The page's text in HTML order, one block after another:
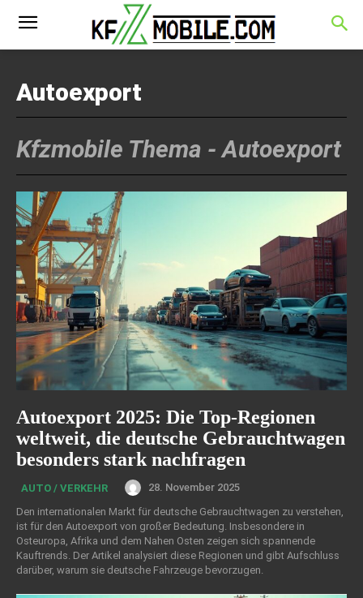
Autoexport
Kfzmobile Thema -Autoexport
Autoexport 2025: Die Top-Regionen
weltweit, die deutsche Gebrauchtwagen
besonders stark nachfragen
AUTO / VERKEHR
28. November 2025
Den internationalen Markt für deutsche Gebrauchtwagen zu verstehen,
ist für den Autoexport von großer Bedeutung. Insbesondere in
Osteuropa, Afrika und dem Nahen Osten zeigen sich spannende
Kauftrends. Der Artikel analysiert diese Regionen und gibt Aufschluss
darüber, warum sie deutsche Fahrzeuge bevorzugen.